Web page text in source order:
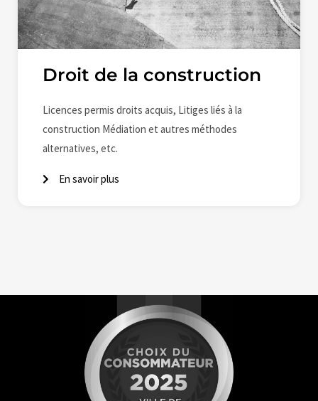
Droit de la construction
Licences permis droits acquis, Litiges liés à la
construction Médiation et autres méthodes
alternatives, etc.
En savoir plus